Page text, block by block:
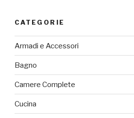
CATEGORIE
Armadi e Accessori
Bagno
Camere Complete
Cucina